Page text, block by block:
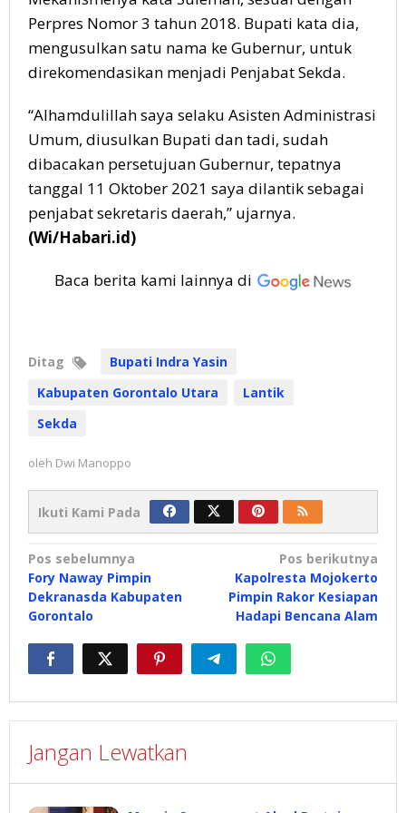
Perpres Nomor 3 tahun 2018. Bupati kata dia,
mengusulkan satu nama ke Gubernur, untuk
direkomendasikan menjadi Penjabat Sekda.
“Alhamdulillah saya selaku Asisten Administrasi
Umum, diusulkan Bupati dan tadi, sudah
dibacakan persetujuan Gubernur, tepatnya
tanggal 11 Oktober 2021 saya dilantik sebagai
penjabat sekretaris daerah,” ujarnya.
(Wi/Habari.id)
Baca berita kami lainnya di
Ditag
Bupati Indra Yasin
Kabupaten Gorontalo Utara
Lantik
Sekda
oleh Dwi Manoppo
Ikuti Kami Pada
Navigasi
pos
Pos sebelumnya
Fory Naway Pimpin
Dekranasda Kabupaten
Gorontalo
Pos berikutnya
Kapolresta Mojokerto
Pimpin Rakor Kesiapan
Hadapi Bencana Alam
Jangan Lewatkan